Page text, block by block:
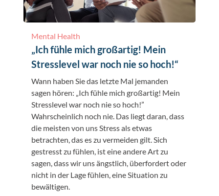
Mental Health
„Ich fühle mich großartig! Mein
Stresslevel war noch nie so hoch!“
Wann haben Sie das letzte Mal jemanden
sagen hören: „Ich fühle mich großartig! Mein
Stresslevel war noch nie so hoch!”
Wahrscheinlich noch nie. Das liegt daran, dass
die meisten von uns Stress als etwas
betrachten, das es zu vermeiden gilt. Sich
gestresst zu fühlen, ist eine andere Art zu
sagen, dass wir uns ängstlich, überfordert oder
nicht in der Lage fühlen, eine Situation zu
bewältigen.